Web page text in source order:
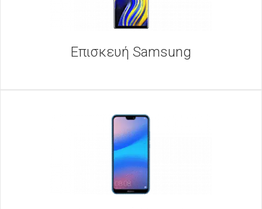
Επισκευή Samsung